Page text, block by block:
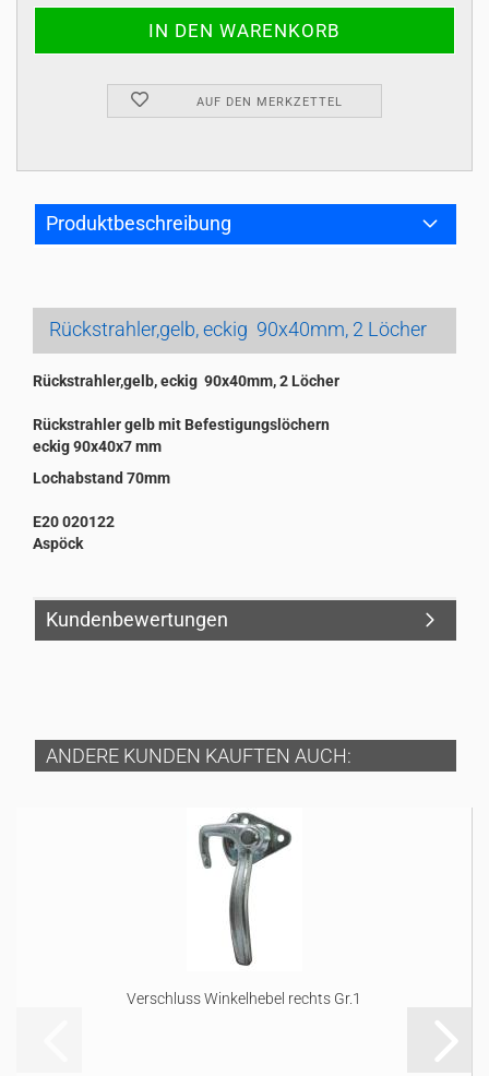
AUF DEN MERKZETTEL
Produktbeschreibung
Rückstrahler,gelb, eckig 90x40mm, 2 Löcher
Rückstrahler,gelb, eckig 90x40mm, 2 Löcher
Rückstrahler gelb mit Befestigungslöchern
eckig 90x40x7 mm
Lochabstand 70mm
E20 020122
Aspöck
Kundenbewertungen
ANDERE KUNDEN KAUFTEN AUCH:
Verschluss Winkelhebel rechts Gr.1